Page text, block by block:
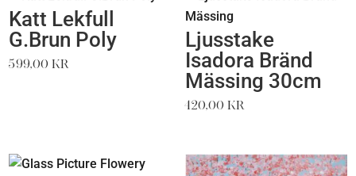
Katt Lekfull
G.Brun Poly
599,00kr
Ljusstake
Isadora Bränd
Mässing 30cm
420,00 kr